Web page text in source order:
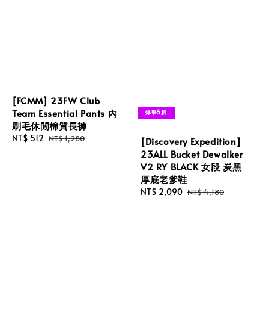
[FCMM] 23FW Club
Team Essential Pants 內
刷毛休閒棉質長褲
Sale
NT$ 512 Regular
NT$ 1,280
爆擊5折
[Discovery Expedition]
23ALL Bucket Dewalker
V2 RY BLACK 女段 炭黑
厚底老爹鞋
Sale
NT$ 2,090 Regular
NT$ 4,180